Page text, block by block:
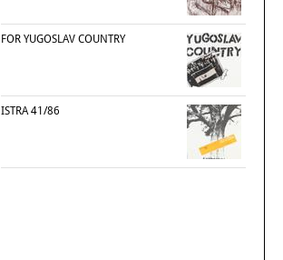
FOR YUGOSLAV COUNTRY
ISTRA 41/86